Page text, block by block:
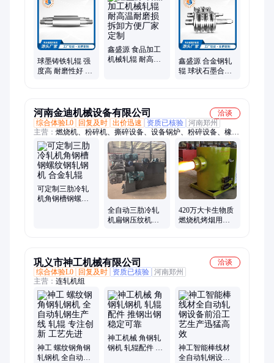
球墨铸铁轧辊 强
度高 耐磨性好 韧
鑫盛源 食品加工
机械轧辊 耐高温
鑫盛源 合金钢轧
辊 球状石墨合金
河南金迪机械设备有限公司
洽谈
综合体验L0
回复及时 出价迅速 资质已核验 河南郑州
主营： 燃烧机、粉碎机、撕碎设备、设备锅炉、粉碎设备、橡胶
破碎机、轮胎破碎机、加热烘干锅炉、加工处理设备、橡胶管道
撕碎机
可定制三肋冷轧
机角钢槽钢螺纹
全自动三肋冷轧
机扁钢压纹机钢
420万大卡生物质
燃烧机烤烟用木
巩义市神工机械有限公司
洽谈
综合体验L0
回复及时 资质已核验 河南郑州
主营： 连轧机组
神工 螺纹钢角钢
轧钢机 全自动轧
神工机械 角钢轧
钢机 轧辊配件 推
神工智能棒线材
全自动轧钢设备